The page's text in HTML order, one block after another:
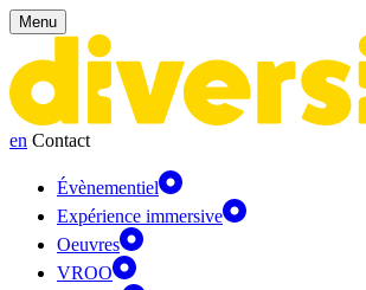
Panneau de gestion des cookies
Menu
en Contact
Évènementiel
Expérience immersive
Oeuvres
VROO